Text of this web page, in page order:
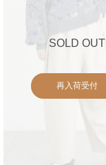
SOLD OUT
再入荷受付